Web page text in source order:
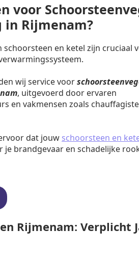
voor
Rijmenam?
schoorsteen en ketel zijn cruciaal
wij service voor
, uitgevoerd door ervaren
en vakmensen zoals
dat jouw schoorsteen en
brandgevaar en schadelijke
Rijmenam: Verplicht